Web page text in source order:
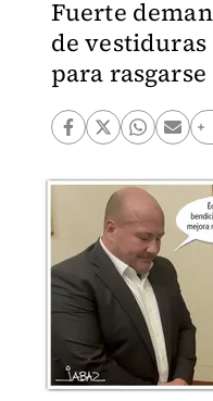
Fuerte
de vestiduras
para rasgarse